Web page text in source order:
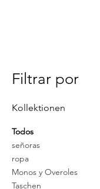
Filtrar por
Kollektionen
Todos
señoras
ropa
Monos y Overoles
Taschen